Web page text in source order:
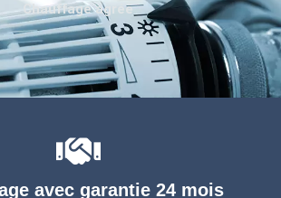
avec garantie 24 mois
Chauffage agréé